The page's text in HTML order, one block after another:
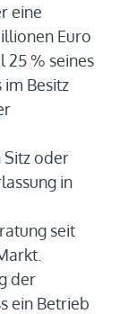
eine
Euro
25 % seines
Besitz
Sitz oder
in
seit
der
ein Betrieb